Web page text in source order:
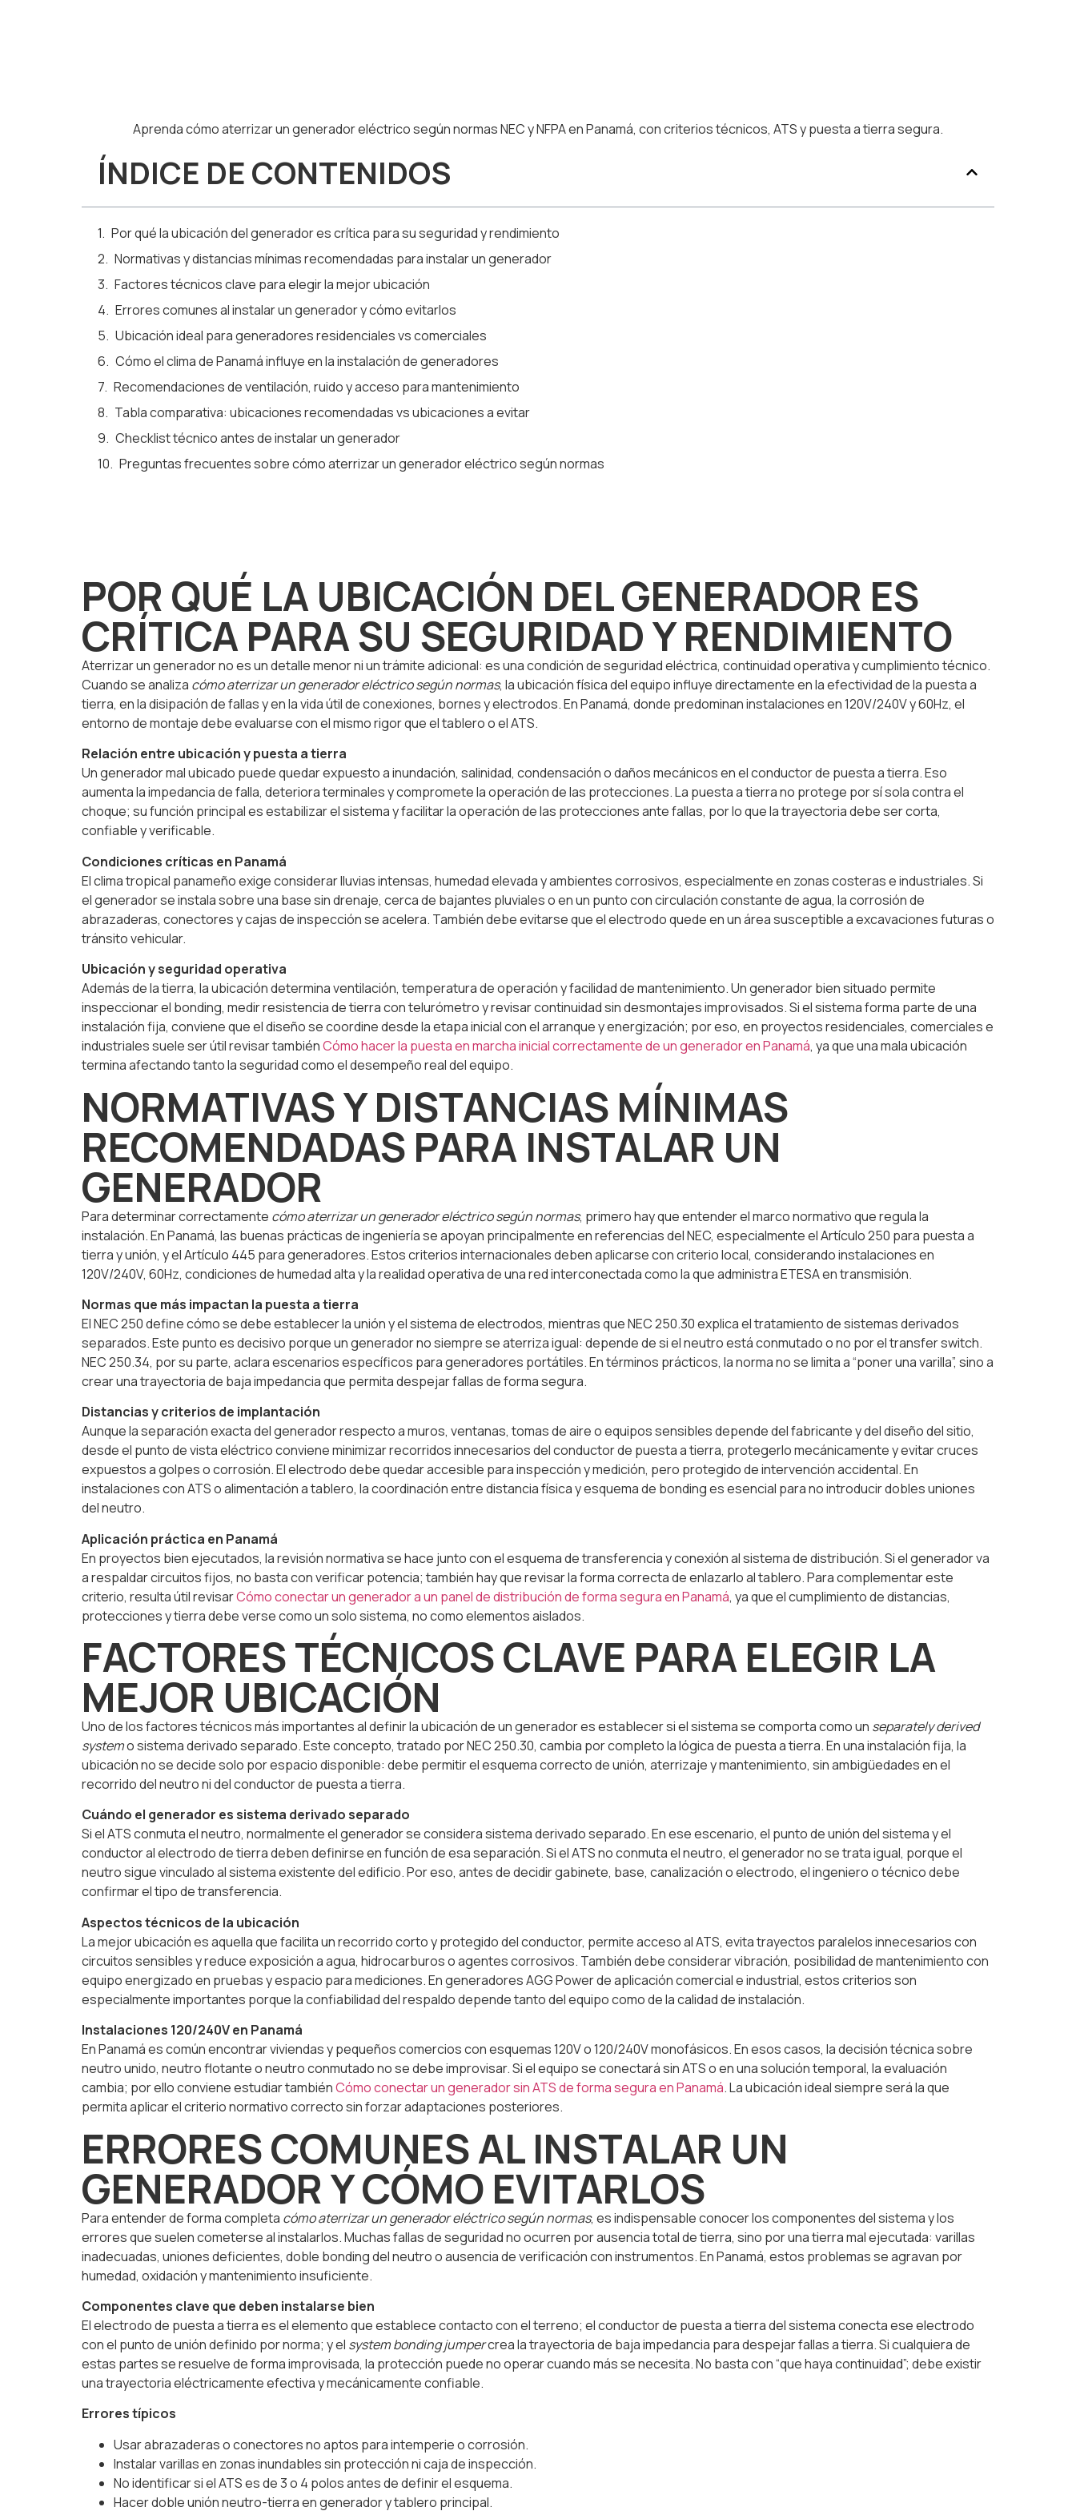
Aprenda cómo aterrizar un generador eléctrico según normas NEC y NFPA en Panamá, con criterios técnicos, ATS y puesta a tierra segura.
ÍNDICE DE CONTENIDOS
Por qué la ubicación del generador es crítica para su seguridad y rendimiento
Normativas y distancias mínimas recomendadas para instalar un generador
Factores técnicos clave para elegir la mejor ubicación
Errores comunes al instalar un generador y cómo evitarlos
Ubicación ideal para generadores residenciales vs comerciales
Cómo el clima de Panamá influye en la instalación de generadores
Recomendaciones de ventilación, ruido y acceso para mantenimiento
Tabla comparativa: ubicaciones recomendadas vs ubicaciones a evitar
Checklist técnico antes de instalar un generador
Preguntas frecuentes sobre cómo aterrizar un generador eléctrico según normas
POR QUÉ LA UBICACIÓN DEL GENERADOR ES
CRÍTICA PARA SU SEGURIDAD Y RENDIMIENTO
Aterrizar un generador no es un detalle menor ni un trámite adicional: es una condición de seguridad eléctrica, continuidad operativa y cumplimiento técnico.
Cuando se analiza cómo aterrizar un generador eléctrico según normas, la ubicación física del equipo influye directamente en la efectividad de la puesta a
tierra, en la disipación de fallas y en la vida útil de conexiones, bornes y electrodos. En Panamá, donde predominan instalaciones en 120V/240V y 60Hz, el
entorno de montaje debe evaluarse con el mismo rigor que el tablero o el ATS.
Relación entre ubicación y puesta a tierra
Un generador mal ubicado puede quedar expuesto a inundación, salinidad, condensación o daños mecánicos en el conductor de puesta a tierra. Eso
aumenta la impedancia de falla, deteriora terminales y compromete la operación de las protecciones. La puesta a tierra no protege por sí sola contra el
choque; su función principal es estabilizar el sistema y facilitar la operación de las protecciones ante fallas, por lo que la trayectoria debe ser corta,
confiable y verificable.
Condiciones críticas en Panamá
El clima tropical panameño exige considerar lluvias intensas, humedad elevada y ambientes corrosivos, especialmente en zonas costeras e industriales. Si
el generador se instala sobre una base sin drenaje, cerca de bajantes pluviales o en un punto con circulación constante de agua, la corrosión de
abrazaderas, conectores y cajas de inspección se acelera. También debe evitarse que el electrodo quede en un área susceptible a excavaciones futuras o
tránsito vehicular.
Ubicación y seguridad operativa
Además de la tierra, la ubicación determina ventilación, temperatura de operación y facilidad de mantenimiento. Un generador bien situado permite
inspeccionar el bonding, medir resistencia de tierra con telurómetro y revisar continuidad sin desmontajes improvisados. Si el sistema forma parte de una
instalación fija, conviene que el diseño se coordine desde la etapa inicial con el arranque y energización; por eso, en proyectos residenciales, comerciales e
industriales suele ser útil revisar tambiénCómo hacer la puesta en marcha inicial correctamente de un generador en Panamá, ya que una mala ubicación
termina afectando tanto la seguridad como el desempeño real del equipo.
NORMATIVAS Y DISTANCIAS MÍNIMAS
RECOMENDADAS PARA INSTALAR UN
GENERADOR
Para determinar correctamente cómo aterrizar un generador eléctrico según normas, primero hay que entender el marco normativo que regula la
instalación. En Panamá, las buenas prácticas de ingeniería se apoyan principalmente en referencias del NEC, especialmente el Artículo 250 para puesta a
tierra y unión, y el Artículo 445 para generadores. Estos criterios internacionales deben aplicarse con criterio local, considerando instalaciones en
120V/240V, 60Hz, condiciones de humedad alta y la realidad operativa de una red interconectada como la que administra ETESA en transmisión.
Normas que más impactan la puesta a tierra
El NEC 250 define cómo se debe establecer la unión y el sistema de electrodos, mientras que NEC 250.30 explica el tratamiento de sistemas derivados
separados. Este punto es decisivo porque un generador no siempre se aterriza igual: depende de si el neutro está conmutado o no por el transfer switch.
NEC 250.34, por su parte, aclara escenarios específicos para generadores portátiles. En términos prácticos, la norma no se limita a “poner una varilla”, sino a
crear una trayectoria de baja impedancia que permita despejar fallas de forma segura.
Distancias y criterios de implantación
Aunque la separación exacta del generador respecto a muros, ventanas, tomas de aire o equipos sensibles depende del fabricante y del diseño del sitio,
desde el punto de vista eléctrico conviene minimizar recorridos innecesarios del conductor de puesta a tierra, protegerlo mecánicamente y evitar cruces
expuestos a golpes o corrosión. El electrodo debe quedar accesible para inspección y medición, pero protegido de intervención accidental. En
instalaciones con ATS o alimentación a tablero, la coordinación entre distancia física y esquema de bonding es esencial para no introducir dobles uniones
del neutro.
Aplicación práctica en Panamá
En proyectos bien ejecutados, la revisión normativa se hace junto con el esquema de transferencia y conexión al sistema de distribución. Si el generador va
a respaldar circuitos fijos, no basta con verificar potencia; también hay que revisar la forma correcta de enlazarlo al tablero. Para complementar este
criterio, resulta útil revisarCómo conectar un generador a un panel de distribución de forma segura en Panamá, ya que el cumplimiento de distancias,
protecciones y tierra debe verse como un solo sistema, no como elementos aislados.
FACTORES TÉCNICOS CLAVE PARA ELEGIR LA
MEJOR UBICACIÓN
Uno de los factores técnicos más importantes al definir la ubicación de un generador es establecer si el sistema se comporta como un separately derived
systemo sistema derivado separado. Este concepto, tratado por NEC 250.30, cambia por completo la lógica de puesta a tierra. En una instalación fija, la
ubicación no se decide solo por espacio disponible: debe permitir el esquema correcto de unión, aterrizaje y mantenimiento, sin ambigüedades en el
recorrido del neutro ni del conductor de puesta a tierra.
Cuándo el generador es sistema derivado separado
Si el ATS conmuta el neutro, normalmente el generador se considera sistema derivado separado. En ese escenario, el punto de unión del sistema y el
conductor al electrodo de tierra deben definirse en función de esa separación. Si el ATS no conmuta el neutro, el generador no se trata igual, porque el
neutro sigue vinculado al sistema existente del edificio. Por eso, antes de decidir gabinete, base, canalización o electrodo, el ingeniero o técnico debe
confirmar el tipo de transferencia.
Aspectos técnicos de la ubicación
La mejor ubicación es aquella que facilita un recorrido corto y protegido del conductor, permite acceso al ATS, evita trayectos paralelos innecesarios con
circuitos sensibles y reduce exposición a agua, hidrocarburos o agentes corrosivos. También debe considerar vibración, posibilidad de mantenimiento con
equipo energizado en pruebas y espacio para mediciones. En generadores AGG Power de aplicación comercial e industrial, estos criterios son
especialmente importantes porque la confiabilidad del respaldo depende tanto del equipo como de la calidad de instalación.
Instalaciones 120/240V en Panamá
En Panamá es común encontrar viviendas y pequeños comercios con esquemas 120V o 120/240V monofásicos. En esos casos, la decisión técnica sobre
neutro unido, neutro flotante o neutro conmutado no se debe improvisar. Si el equipo se conectará sin ATS o en una solución temporal, la evaluación
cambia; por ello conviene estudiar tambiénCómo conectar un generador sin ATS de forma segura en Panamá. La ubicación ideal siempre será la que
permita aplicar el criterio normativo correcto sin forzar adaptaciones posteriores.
ERRORES COMUNES AL INSTALAR UN
GENERADOR Y CÓMO EVITARLOS
Para entender de forma completa cómo aterrizar un generador eléctrico según normas, es indispensable conocer los componentes del sistema y los
errores que suelen cometerse al instalarlos. Muchas fallas de seguridad no ocurren por ausencia total de tierra, sino por una tierra mal ejecutada: varillas
inadecuadas, uniones deficientes, doble bonding del neutro o ausencia de verificación con instrumentos. En Panamá, estos problemas se agravan por
humedad, oxidación y mantenimiento insuficiente.
Componentes clave que deben instalarse bien
El electrodo de puesta a tierra es el elemento que establece contacto con el terreno; el conductor de puesta a tierra del sistema conecta ese electrodo
con el punto de unión definido por norma; y el system bonding jumpercrea la trayectoria de baja impedancia para despejar fallas a tierra. Si cualquiera de
estas partes se resuelve de forma improvisada, la protección puede no operar cuando más se necesita. No basta con “que haya continuidad”; debe existir
una trayectoria eléctricamente efectiva y mecánicamente confiable.
Errores típicos
Usar abrazaderas o conectores no aptos para intemperie o corrosión.
Instalar varillas en zonas inundables sin protección ni caja de inspección.
No identificar si el ATS es de 3 o 4 polos antes de definir el esquema.
Hacer doble unión neutro-tierra en generador y tablero principal.